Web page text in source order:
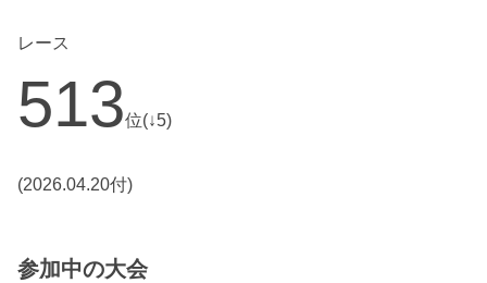
レース
513位(↓5)
(2026.04.20付)
参加中の大会